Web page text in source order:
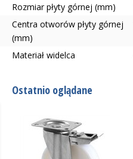
Rozmiar płyty górnej (mm)
Centra otworów płyty górnej
(mm)
Materiał widelca
Ostatnio oglądane